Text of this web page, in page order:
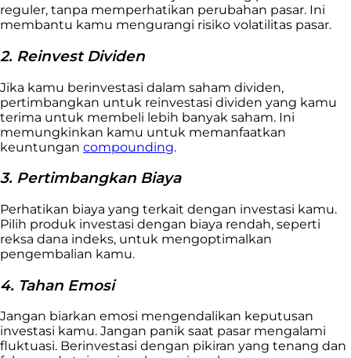
reguler, tanpa memperhatikan perubahan pasar. Ini
membantu kamu mengurangi risiko volatilitas pasar.
2. Reinvest Dividen
Jika kamu berinvestasi dalam saham dividen,
pertimbangkan untuk reinvestasi dividen yang kamu
terima untuk membeli lebih banyak saham. Ini
memungkinkan kamu untuk memanfaatkan
keuntungan compounding.
3. Pertimbangkan Biaya
Perhatikan biaya yang terkait dengan investasi kamu.
Pilih produk investasi dengan biaya rendah, seperti
reksa dana indeks, untuk mengoptimalkan
pengembalian kamu.
4. Tahan Emosi
Jangan biarkan emosi mengendalikan keputusan
investasi kamu. Jangan panik saat pasar mengalami
fluktuasi. Berinvestasi dengan pikiran yang tenang dan